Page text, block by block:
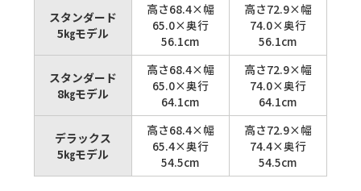
スタンダード
5㎏モデル
高さ68.4×幅
65.0×奥行
56.1cm
高さ72.9×幅
74.0×奥行
56.1cm
スタンダード
8㎏モデル
高さ68.4×幅
65.0×奥行
64.1cm
高さ72.9×幅
74.0×奥行
64.1cm
デラックス
5㎏モデル
高さ68.4×幅
65.4×奥行
54.5cm
高さ72.9×幅
74.4×奥行
54.5cm